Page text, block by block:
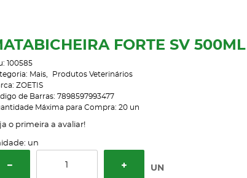
FORTE SV
100585
Mais
Produtos Veterinários
ZOETIS
de Barras: 7898597993477
Máxima para Compra: 20 un
o primeira a avaliar!
un
UN